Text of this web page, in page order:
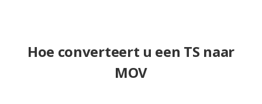
Hoe converteert u een TS naar
MOV